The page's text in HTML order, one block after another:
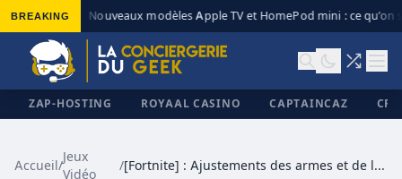
BREAKING Nouveaux modèles Apple TV et HomePod mini : ce qu’on
ZAP-HOSTING ROYAAL CASINO CAPTAINCAZ
Accueil/
Jeux
Vidéo
/ [Fortnite] : Ajustements des armes et de la constuction